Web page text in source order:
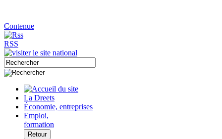
Contenue
RSS
La Dreets
Économie, entreprises
Emploi,
formation
Retour